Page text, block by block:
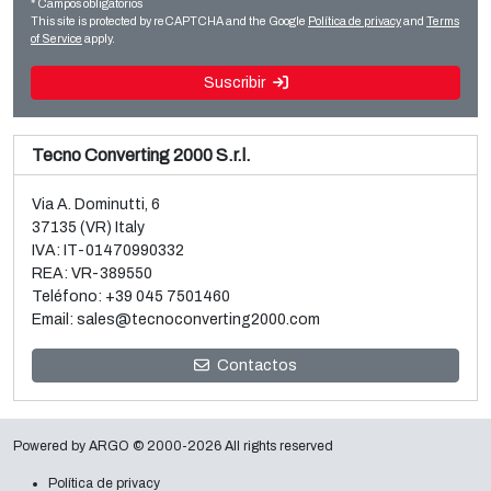
Leer más
usada
Venta y desmontaje de 3 Metalizadoras al vacío Galileo
Leer más
* Campos obligatorios
This site is protected by reCAPTCHA and the Google Política de privacyand Terms
of Service apply.
Suscribir
Tecno Converting 2000 S.r.l.
Via A. Dominutti, 6
37135 (VR) Italy
IVA: IT-01470990332
REA: VR-389550
Teléfono: +39 045 7501460
Email: sales@tecnoconverting2000.com
Contactos
Powered by ARGO © 2000-2026 All rights reserved
Política de privacy